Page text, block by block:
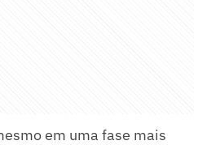
em uma fase mais